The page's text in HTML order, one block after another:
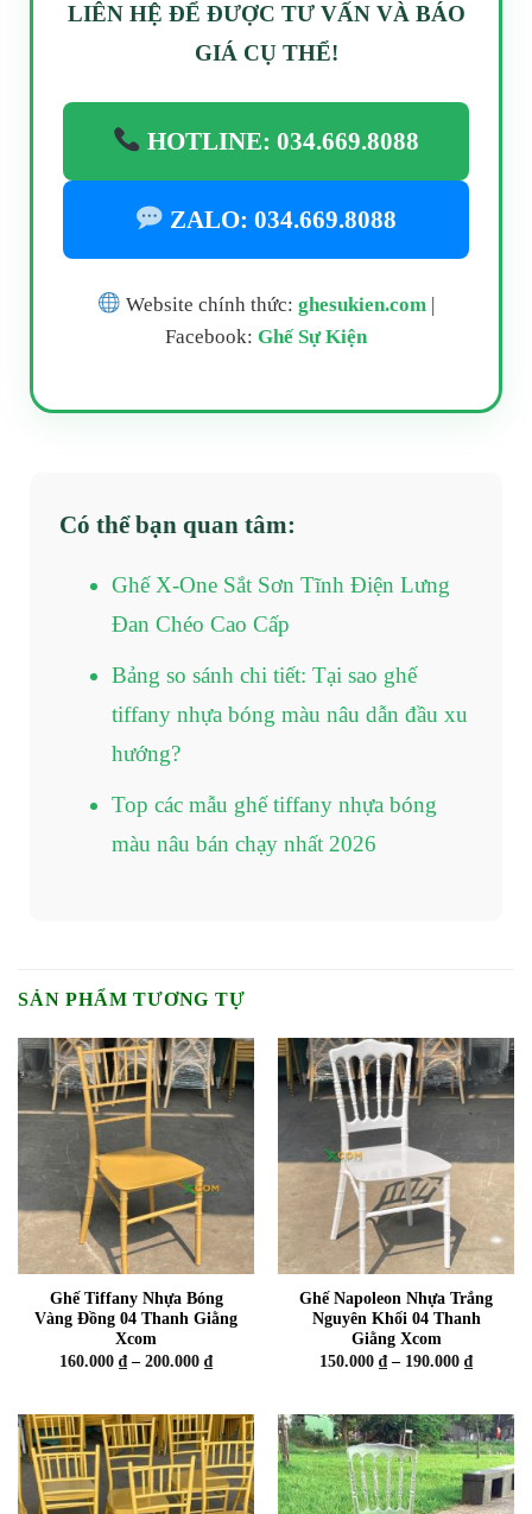
LIÊN HỆ ĐỂ ĐƯỢC TƯ VẤN VÀ BÁO
GIÁ CỤ THỂ!
HOTLINE: 034.669.8088
ZALO: 034.669.8088
Website chính thức: ghesukien.com|
Facebook: Ghế Sự Kiện
Có thể bạn quan tâm:
Ghế X-One Sắt Sơn Tĩnh Điện Lưng
Đan Chéo Cao Cấp
Bảng so sánh chi tiết: Tại sao ghế
tiffany nhựa bóng màu nâu dẫn đầu xu
hướng?
Top các mẫu ghế tiffany nhựa bóng
màu nâu bán chạy nhất 2026
SẢN PHẨM TƯƠNG TỰ
Ghế Tiffany Nhựa Bóng
Vàng Đồng 04 Thanh Giằng
Xcom
160.000 ₫ – 200.000 ₫Khoảng
đến
200.000 ₫
Ghế Napoleon Nhựa Trắng
Nguyên Khối 04 Thanh
Giằng Xcom
150.000 ₫ – 190.000 ₫Khoảng
đến
190.000